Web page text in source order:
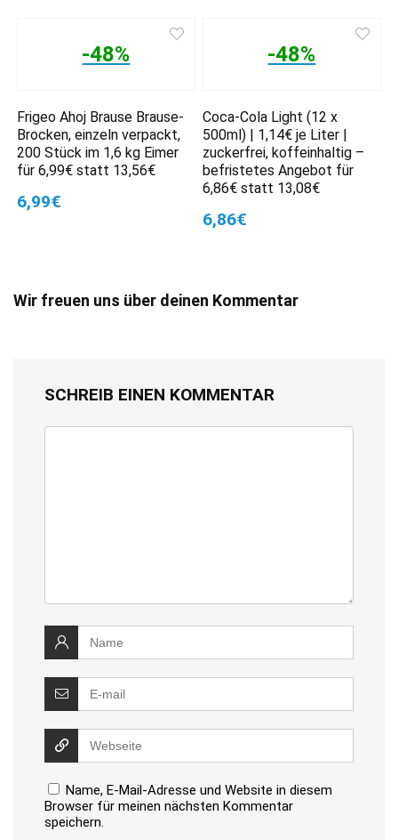
-48%
Frigeo Ahoj Brause Brause-
Brocken, einzeln verpackt,
200 Stück im 1,6 kg Eimer
für 6,99€ statt 13,56€
6,99€
-48%
Coca-Cola Light (12 x
500ml) | 1,14€ je Liter |
zuckerfrei, koffeinhaltig –
befristetes Angebot für
6,86€ statt 13,08€
6,86€
Wir freuen uns über deinen Kommentar
SCHREIB EINEN KOMMENTAR
Name, E-Mail-Adresse und Website in diesem
Browser für meinen nächsten Kommentar
speichern.